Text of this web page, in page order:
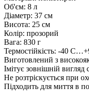
Об'єм: 8 л
Діаметр: 37 см
Висота: 25 см
Колір: прозорий
Вага: 830 г
Термостійкість: -40
Виготовлений з
Імітує зовнішній вигляд
Не розтріскується при
Підходить для миття в